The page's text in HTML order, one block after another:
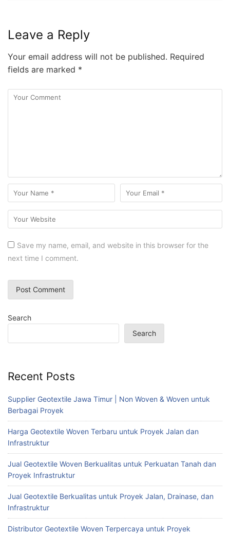
Leave a Reply
Your email address will not be published. Required
fields are marked *
Save my name, email, and website in this browser for the
next time I comment.
Search
Search
Recent Posts
Supplier Geotextile Jawa Timur | Non Woven & Woven untuk
Berbagai Proyek
Harga Geotextile Woven Terbaru untuk Proyek Jalan dan
Infrastruktur
Jual Geotextile Woven Berkualitas untuk Perkuatan Tanah dan
Proyek Infrastruktur
Jual Geotextile Berkualitas untuk Proyek Jalan, Drainase, dan
Infrastruktur
Distributor Geotextile Woven Terpercaya untuk Proyek